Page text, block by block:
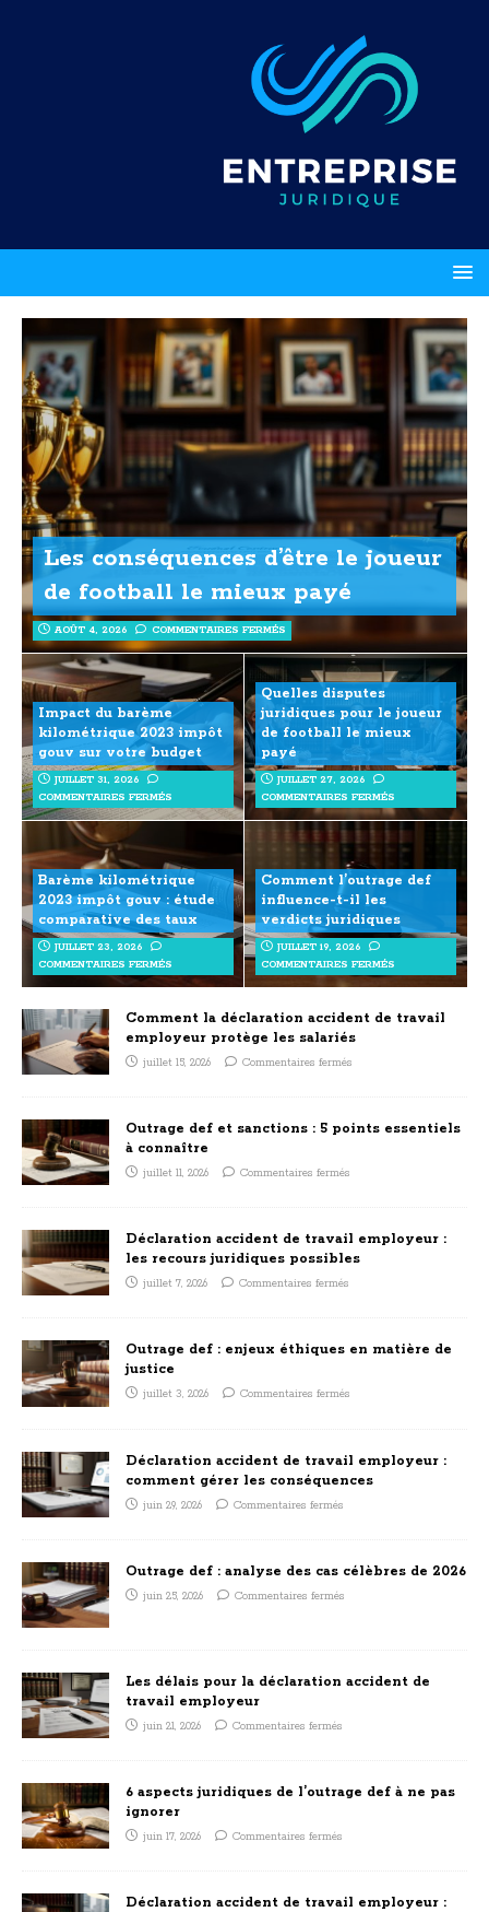
Les conséquences d’être le joueur
de football le mieux payé
AOÛT 4, 2026 COMMENTAIRES FERMÉS
Impact du barème
kilométrique 2023 impôt
gouv sur votre budget
JUILLET 31, 2026
COMMENTAIRES FERMÉS
Quelles disputes
juridiques pour le joueur
de football le mieux
payé
JUILLET 27, 2026
COMMENTAIRES FERMÉS
Barème kilométrique
2023 impôt gouv : étude
comparative des taux
JUILLET 23, 2026
COMMENTAIRES FERMÉS
Comment l’outrage def
influence-t-il les
verdicts juridiques
JUILLET 19, 2026
COMMENTAIRES FERMÉS
Comment la déclaration accident de travail
employeur protège les salariés
juillet 15, 2026 Commentaires fermés
Outrage def et sanctions : 5 points essentiels
à connaître
juillet 11, 2026 Commentaires fermés
Déclaration accident de travail employeur :
les recours juridiques possibles
juillet 7, 2026 Commentaires fermés
Outrage def : enjeux éthiques en matière de
justice
juillet 3, 2026 Commentaires fermés
Déclaration accident de travail employeur :
comment gérer les conséquences
juin 29, 2026 Commentaires fermés
Outrage def : analyse des cas célèbres de 2026
juin 25, 2026 Commentaires fermés
Les délais pour la déclaration accident de
travail employeur
juin 21, 2026 Commentaires fermés
6 aspects juridiques de l’outrage def à ne pas
ignorer
juin 17, 2026 Commentaires fermés
Déclaration accident de travail employeur :